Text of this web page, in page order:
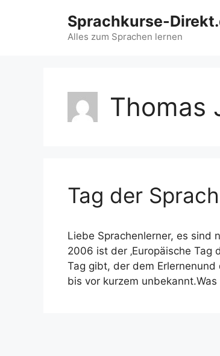
Sprachkurse-
Alles zum Sprachen lernen
Thomas
Tag der
Liebe Sprachenlerner, es sind
2006 ist der ‚Europäische Tag
Tag gibt, der dem
bis vor kurzem